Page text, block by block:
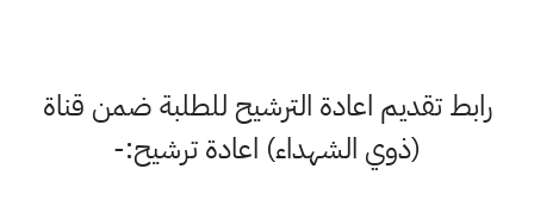
رابط تقديم اعادة الترشيح للطلبة ضمن قناة
(ذوي الشهداء) اعادة ترشيح:-